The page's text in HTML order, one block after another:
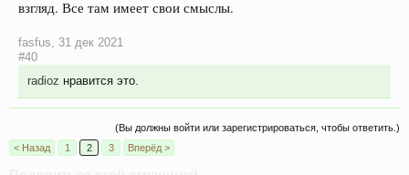
взгляд. Все там имеет свои смыслы.
fasfus
31 дек 2021
#40
radioz нравится это.
(Вы должны войти или зарегистрироваться, чтобы ответить.)
< Назад
1 2 3 Вперёд >